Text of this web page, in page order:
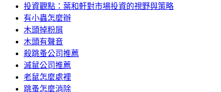
投資觀點：葉和軒對市場投資的視野與策略
有小蟲怎麼辦
木頭掉粉屑
木頭有聲音
殺跳蚤公司推薦
滅鼠公司推薦
老鼠怎麼處裡
跳蚤怎麼消除